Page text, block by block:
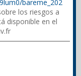
bareme_202
los riesgos a
disponible en el